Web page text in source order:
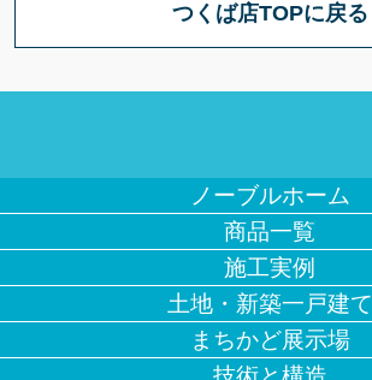
つくば店TOPに戻る
ノーブルホーム
商品一覧
施工実例
土地・新築一戸建て
まちかど展示場